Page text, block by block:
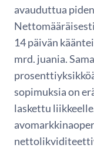
avauduttua
14 päivän
mrd. juania.
sopimuksia on
laskettu